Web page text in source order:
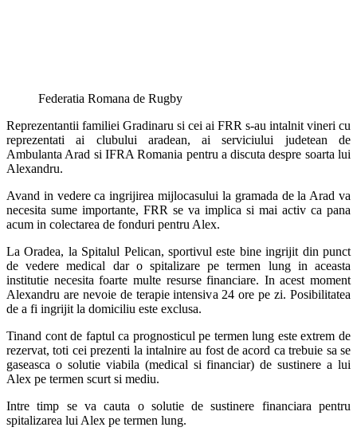
Federatia Romana de Rugby
Reprezentantii familiei Gradinaru si cei ai FRR s-au intalnit vineri cu
reprezentati ai clubului aradean, ai serviciului judetean de
Ambulanta Arad si IFRA Romania pentru a discuta despre soarta lui
Alexandru.
Avand in vedere ca ingrijirea mijlocasului la gramada de la Arad va
necesita sume importante, FRR se va implica si mai activ ca pana
acum in colectarea de fonduri pentru Alex.
La Oradea, la Spitalul Pelican, sportivul este bine ingrijit din punct
de vedere medical dar o spitalizare pe termen lung in aceasta
institutie necesita foarte multe resurse financiare. In acest moment
Alexandru are nevoie de terapie intensiva 24 ore pe zi. Posibilitatea
de a fi ingrijit la domiciliu este exclusa.
Tinand cont de faptul ca prognosticul pe termen lung este extrem de
rezervat, toti cei prezenti la intalnire au fost de acord ca trebuie sa se
gaseasca o solutie viabila (medical si financiar) de sustinere a lui
Alex pe termen scurt si mediu.
Intre timp se va cauta o solutie de sustinere financiara pentru
spitalizarea lui Alex pe termen lung.